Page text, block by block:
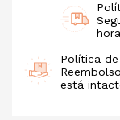
Política
está